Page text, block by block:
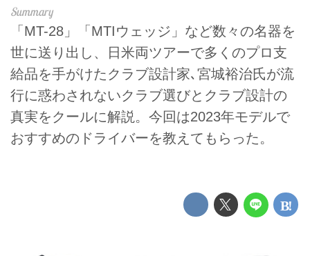
「MT-28」「MTIウェッジ」など数々の名器を
世に送り出し、日米両ツアーで多くのプロ支
給品を手がけたクラブ設計家､宮城裕治氏が流
行に惑わされないクラブ選びとクラブ設計の
真実をクールに解説。今回は2023年モデルで
おすすめのドライバーを教えてもらった。